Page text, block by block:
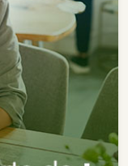
Pet -
Municipal
Pain -A